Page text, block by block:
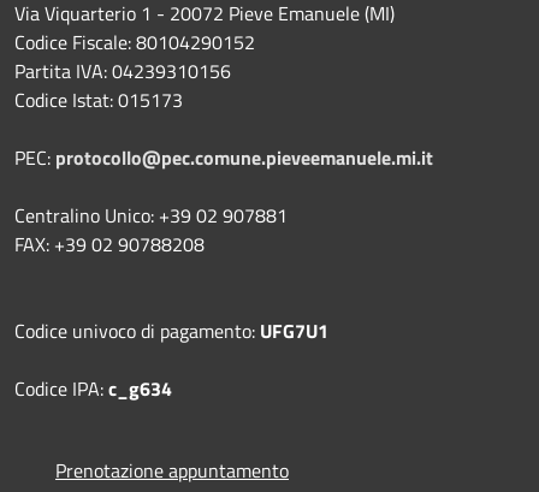
Via Viquarterio 1 - 20072 Pieve Emanuele (MI)
Codice Fiscale: 80104290152
Partita IVA: 04239310156
Codice Istat: 015173
PEC: protocollo@pec.comune.pieveemanuele.mi.it
Centralino Unico: +39 02 907881
FAX: +39 02 90788208
Codice univoco di pagamento: UFG7U1
Codice IPA:c_g634
Prenotazione appuntamento